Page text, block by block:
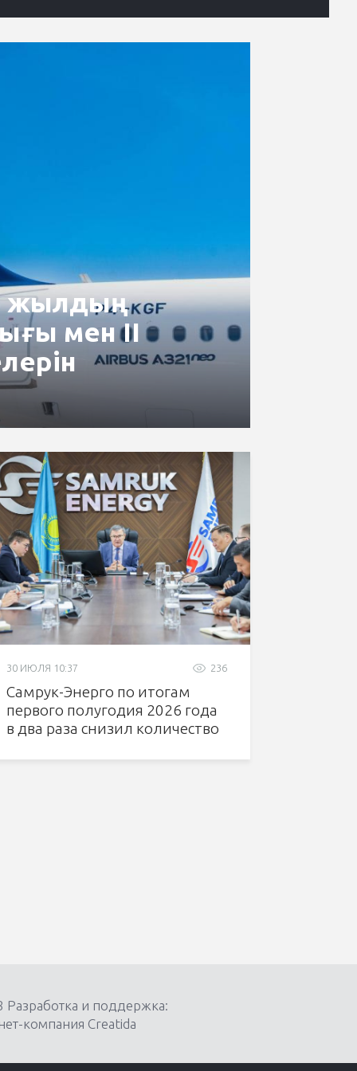
жылдың
мен II
236
30 ИЮЛЯ 10:37
Самрук-Энерго по итогам
первого полугодия 2026 года
в два раза снизил количество
Разработка и поддержка:
компания Creatida